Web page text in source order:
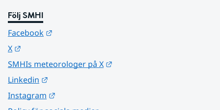
Följ SMHI
Facebook
X
SMHIs meteorologer på X
Linkedin
Instagram